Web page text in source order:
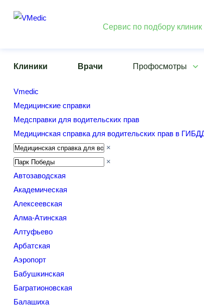
Сервис по подбору клиник
Клиники Врачи Профосмотры
Vmedic
Медицинские справки
Медсправки для водительских прав
Медицинская справка для водительских прав в
×
×
Автозаводская
Академическая
Алексеевская
Алма-Атинская
Алтуфьево
Арбатская
Аэропорт
Бабушкинская
Багратионовская
Балашиха